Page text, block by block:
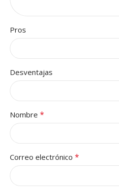
Pros
Desventajas
Nombre *
Correo electrónico *